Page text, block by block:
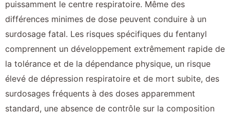
puissamment le centre respiratoire. Même des
différences minimes de dose peuvent conduire à un
surdosage fatal. Les risques spécifiques du fentanyl
comprennent un développement extrêmement rapide de
la tolérance et de la dépendance physique, un risque
élevé de dépression respiratoire et de mort subite, des
surdosages fréquents à des doses apparemment
standard, une absence de contrôle sur la composition